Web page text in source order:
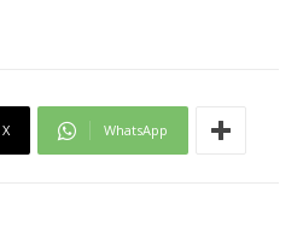
X WhatsApp